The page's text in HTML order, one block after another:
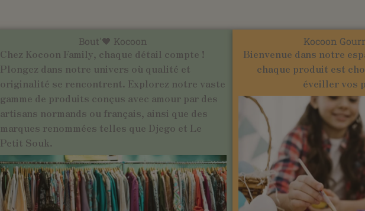
Bout'🖤 Kocoon
Chez Kocoon Family, chaque détail compte !
Plongez dans notre univers où qualité et
originalité se rencontrent. Explorez notre vaste
gamme de produits conçus avec amour par des
artisans normands ou français, ainsi que des
marques renommées telles que Djego et Le
Petit Souk.
Kocoon
Bienvenue dans notre
chaque produit est
éveiller vos